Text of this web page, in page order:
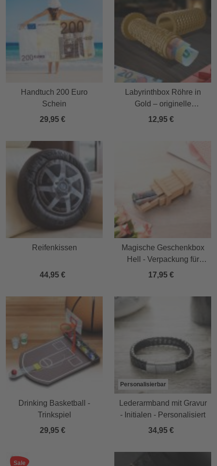
Handtuch 200 Euro
Schein
29,95 €
Labyrinthbox Röhre in
Gold – originelle
Geschenkverpackung
12,95 €
Reifenkissen
44,95 €
Magische Geschenkbox
Hell - Verpackung für
Geldgeschenke
17,95 €
Drinking Basketball -
Trinkspiel
29,95 €
Personalisierbar
Lederarmband mit Gravur
- Initialen - Personalisiert
34,95 €
Sale